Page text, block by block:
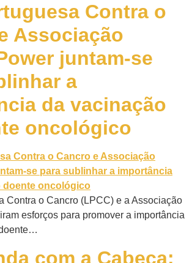
Contra o
Associação
juntam-se
a
da vacinação
oncológico
Contra o Cancro (LPCC) e a Associação
esforços para promover a importância
com a Cabeça: